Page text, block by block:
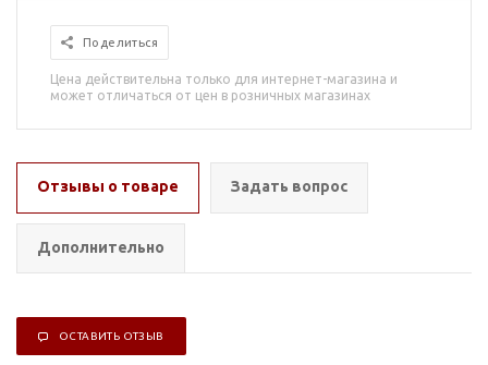
Поделиться
Цена действительна только для интернет-магазина и
может отличаться от цен в розничных магазинах
Отзывы о товаре Задать вопрос
Дополнительно
ОСТАВИТЬ ОТЗЫВ